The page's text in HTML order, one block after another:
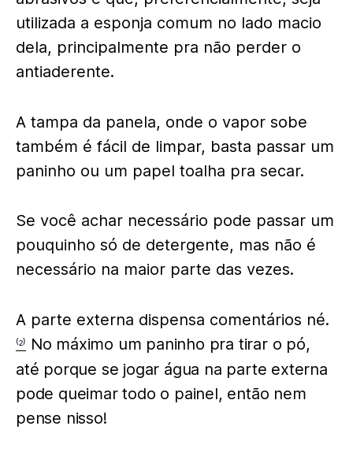
utilizada a esponja comum no lado macio
dela, principalmente pra não perder o
antiaderente.
A tampa da panela, onde o vapor sobe
também é fácil de limpar, basta passar um
paninho ou um papel toalha pra secar.
Se você achar necessário pode passar um
pouquinho só de detergente, mas não é
necessário na maior parte das vezes.
A parte externa dispensa comentários né.
⁽²⁾ No máximo um paninho pra tirar o pó,
até porque se jogar água na parte externa
pode queimar todo o painel, então nem
pense nisso!